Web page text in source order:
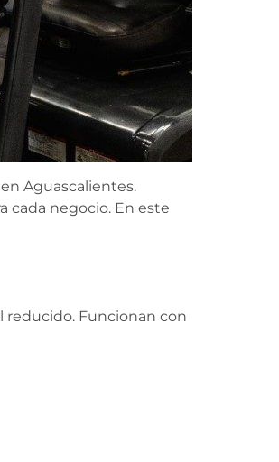
Aguascalientes.
cada negocio. En este
Funcionan con